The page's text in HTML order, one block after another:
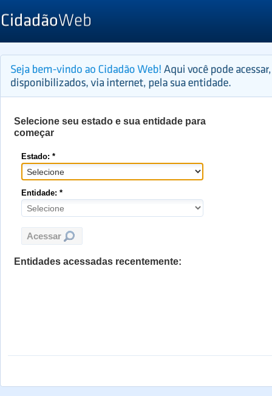
Selecione seu estado e sua entidade para
começar
Estado: *
Entidade: *
Entidades acessadas recentemente: